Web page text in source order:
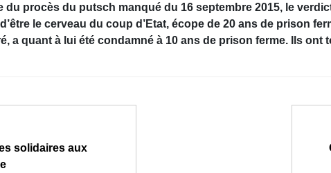
du procès du putsch manqué du 16 septembre 2015, le
le cerveau du coup d’Etat, écope de 20 ans de prison
a quant à lui été condamné à 10 ans de prison ferme. Ils
solidaires aux